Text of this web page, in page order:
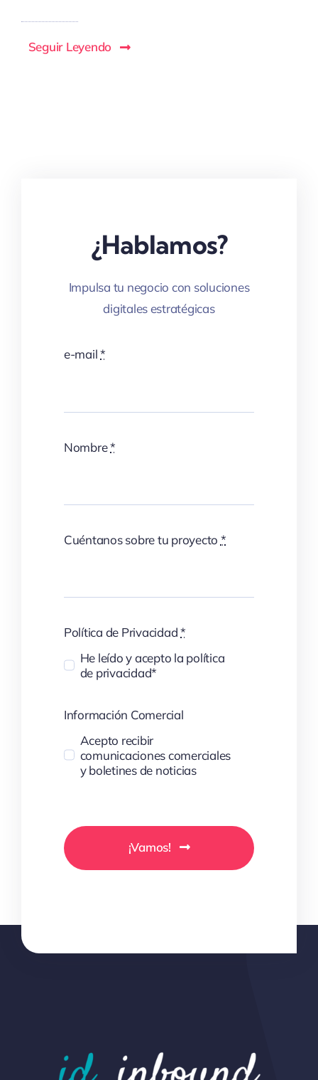
Seguir Leyendo
¿Hablamos?
Impulsa tu negocio con soluciones
digitales estratégicas
e-mail*
Nombre*
Cuéntanos sobre tu proyecto *
Política de Privacidad*
He leído y acepto la política
de privacidad*
Información Comercial
Acepto recibir
comunicaciones comerciales
y boletines de noticias
¡Vamos!